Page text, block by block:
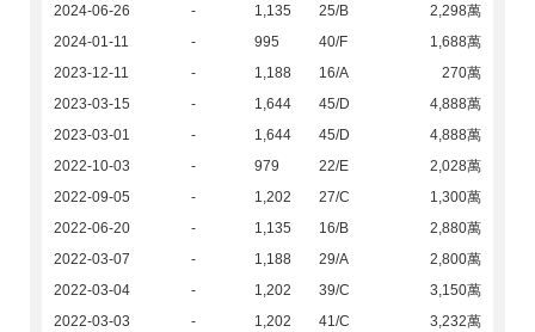
2024-06-26
- 1,135 25/B
2,298萬
2024-01-11
- 995 40/F
1,688萬
2023-12-11
- 1,188 16/A
270萬
2023-03-15
- 1,644 45/D
4,888萬
2023-03-01
- 1,644 45/D
4,888萬
2022-10-03
- 979 22/E
2,028萬
2022-09-05
- 1,202 27/C
1,300萬
2022-06-20
- 1,135 16/B
2,880萬
2022-03-07
- 1,188 29/A
2,800萬
2022-03-04
- 1,202 39/C
3,150萬
2022-03-03
- 1,202 41/C
3,232萬